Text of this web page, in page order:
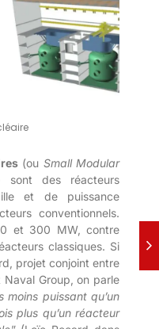
(ou Small Modular
sont des réacteurs
et de puissance
conventionnels.
et 300 MW, contre
classiques. Si
projet conjoint entre
Naval Group, on parle
moins puissant qu’un
plus qu’un réacteur